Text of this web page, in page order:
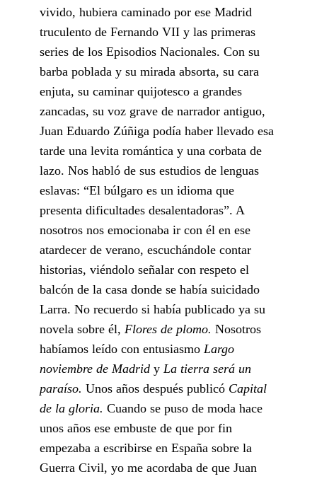
vivido, hubiera caminado por ese Madrid
truculento de Fernando VII y las primeras
series de los Episodios Nacionales. Con su
barba poblada y su mirada absorta, su cara
enjuta, su caminar quijotesco a grandes
zancadas, su voz grave de narrador antiguo,
Juan Eduardo Zúñiga podía haber llevado esa
tarde una levita romántica y una corbata de
lazo. Nos habló de sus estudios de lenguas
eslavas: “El búlgaro es un idioma que
presenta dificultades desalentadoras”. A
nosotros nos emocionaba ir con él en ese
atardecer de verano, escuchándole contar
historias, viéndolo señalar con respeto el
balcón de la casa donde se había suicidado
Larra. No recuerdo si había publicado ya su
novela sobre él, Flores de plomo. Nosotros
habíamos leído con entusiasmo Largo
noviembre de Madrid y La tierra será un
paraíso. Unos años después publicó Capital
de la gloria. Cuando se puso de moda hace
unos años ese embuste de que por fin
empezaba a escribirse en España sobre la
Guerra Civil, yo me acordaba de que Juan